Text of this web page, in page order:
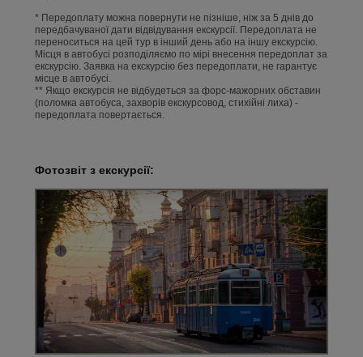
* Передоплату можна повернути не пізніше, ніж за 5 днів до
передбачуваної дати відвідування екскурсії. Передоплата не
переноситься на цей тур в інший день або на іншу екскурсію.
Місця в автобусі розподіляємо по мірі внесення передоплат за
екскурсію. Заявка на екскурсію без передоплати, не гарантує
місце в автобусі.
** Якщо екскурсія не відбудеться за форс-мажорних обставин
(поломка автобуса, захворів екскурсовод, стихійні лиха) -
передоплата повертається.
Фотозвіт з екскурсії: